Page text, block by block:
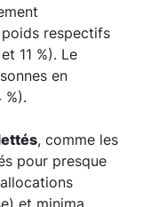
respectifs
11 %). Le
en
%).
, comme les
pour presque
et minima